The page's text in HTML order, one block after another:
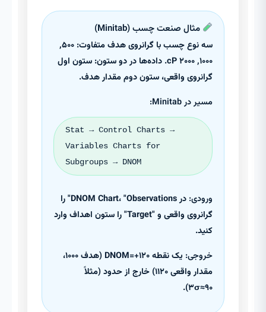
مثال صنعت چسب (Minitab)
سه نوع چسب با گرانروی هدف متفاوت: ۵۰۰,
۱۰۰۰, ۲۰۰۰ cP. داده‌ها در دو ستون: ستون اول
گرانروی واقعی، ستون دوم مقدار هدف.
مسیر در Minitab:
Stat → Control Charts →
Variables Charts for
Subgroups → DNOM
ورودی:
در DNOM Chart، "Observations" را
گرانروی واقعی و "Target" را ستون اهداف وارد
کنید.
خروجی:
یک نقطه DNOM=+۱۲۰ (هدف ۱۰۰۰،
مقدار واقعی ۱۱۲۰) خارج از حدود (مثلاً
۳σ≈۹۰).